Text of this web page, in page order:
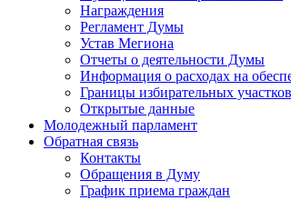
Награждения
Регламент Думы
Устав Мегиона
Отчеты о деятельности Думы
Информация о расходах на
Границы избирательных участков
Открытые данные
Молодежный парламент
Обратная связь
Контакты
Обращения в Думу
График приема граждан